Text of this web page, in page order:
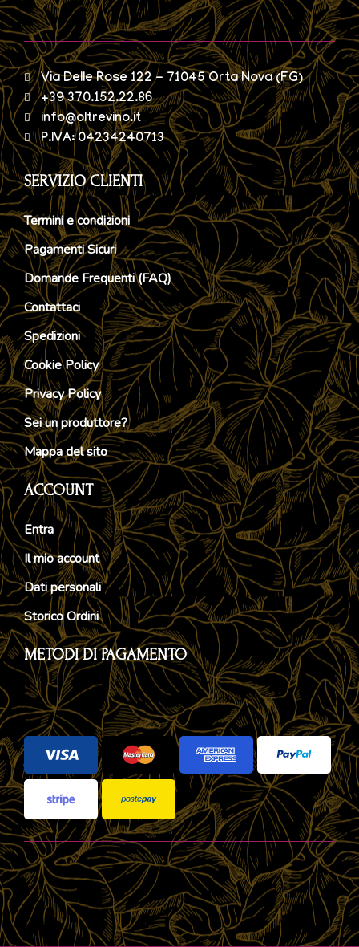
Via Delle Rose 122 - 71045 Orta Nova (FG)
+39 370.152.22.86
info@oltrevino.it
P.IVA: 04234240713
SERVIZIO CLIENTI
Termini e condizioni
Pagamenti Sicuri
Domande Frequenti (FAQ)
Contattaci
Spedizioni
Cookie Policy
Privacy Policy
Sei un produttore?
Mappa del sito
ACCOUNT
Entra
Il mio account
Dati personali
Storico Ordini
METODI DI PAGAMENTO